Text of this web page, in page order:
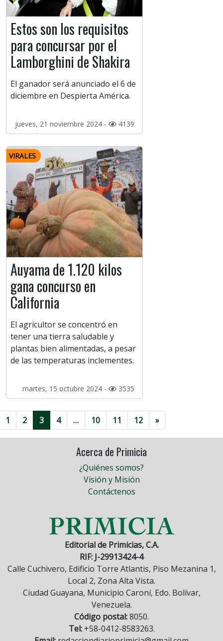
Estos son los requisitos
para concursar por el
Lamborghini de Shakira
El ganador será anunciado el 6 de
diciembre en Despierta América.
jueves, 21 noviembre 2024 - 4139
VIRALES
Auyama de 1.120 kilos
gana concurso en
California
El agricultor se concentró en
tener una tierra saludable y
plantas bien alimentadas, a pesar
de las temperaturas inclementes.
martes, 15 octubre 2024 - 3535
1 2 3 4 … 10 11 12 »
Acerca de Primicia
¿Quiénes somos?
Visión y Misión
Contáctenos
Editorial de Primicias, C.A.
RIF: J-29913424-4
Calle Cuchivero, Edificio Torre Atlantis, Piso Mezanina 1,
Local 2, Zona Alta Vista.
Ciudad Guayana, Municipio Caroní, Edo. Bolívar,
Venezuela.
Código postal:8050.
Tel:+58-0412-8583263.